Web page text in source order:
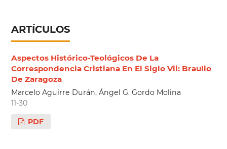
ARTÍCULOS
Aspectos Histórico-Teológicos De La
Correspondencia Cristiana En El Siglo Vii: Braulio
De Zaragoza
Marcelo Aguirre Durán, Ángel G. Gordo Molina
11-30
PDF